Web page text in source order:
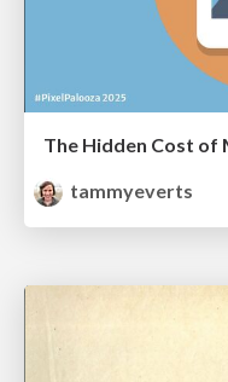
tammyeverts